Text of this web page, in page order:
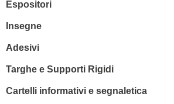
Espositori
Insegne
Adesivi
Targhe e Supporti Rigidi
Cartelli informativi e segnaletica